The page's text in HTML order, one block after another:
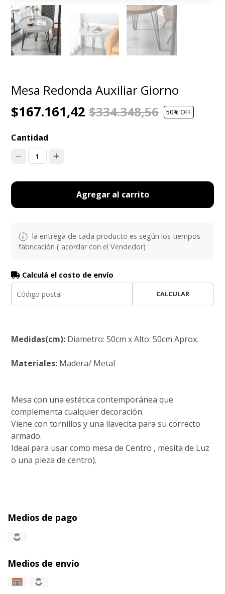
Mesa Redonda Auxiliar Giorno
$167.161,42$334.348,56 50% OFF
Cantidad
1
Agregar al carrito
la entrega de cada producto es según los tiempos
fabricación ( acordar con el Vendedor)
Calculá el costo de envío
CALCULAR
Medidas(cm): Diametro: 50cm x Alto: 50cm Aprox.
Materiales: Madera/ Metal
Mesa con una estética contemporánea que
complementa cualquier decoración.
Viene con tornillos y una llavecita para su correcto
armado.
Ideal para usar como mesa de Centro , mesita de Luz
o una pieza de centro).
Medios de pago
Medios de envío